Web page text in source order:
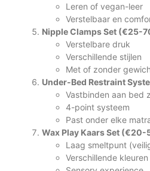
Leren of vegan-leer
Verstelbaar en
Nipple Clamps Set (€25-
Verstelbare druk
Verschillende stijlen
Met of zonder
Under-Bed Restraint
Vastbinden aan bed
4-point systeem
Past onder elke
Wax Play Kaars Set (€20-
Laag smeltpunt
Verschillende kleuren